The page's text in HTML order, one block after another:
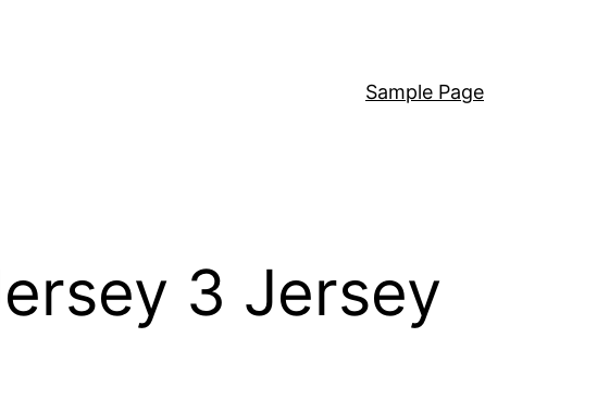
Sample Page
3 Jersey